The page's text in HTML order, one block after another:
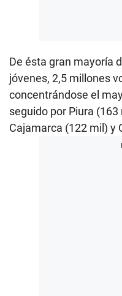
De ésta gran mayoría
jóvenes, 2,5 millones
concentrándose el
seguido por Piura
Cajamarca (122 mil) y